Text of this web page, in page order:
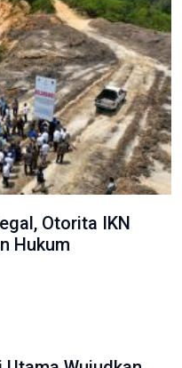
Otorita IKN
Hukum